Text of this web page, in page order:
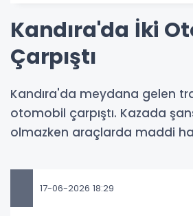
Kandıra'da İki
Çarpıştı
Kandıra'da meydana gelen
otomobil çarpıştı. Kazada
olmazken araçlarda maddi
17-06-2026 18:29